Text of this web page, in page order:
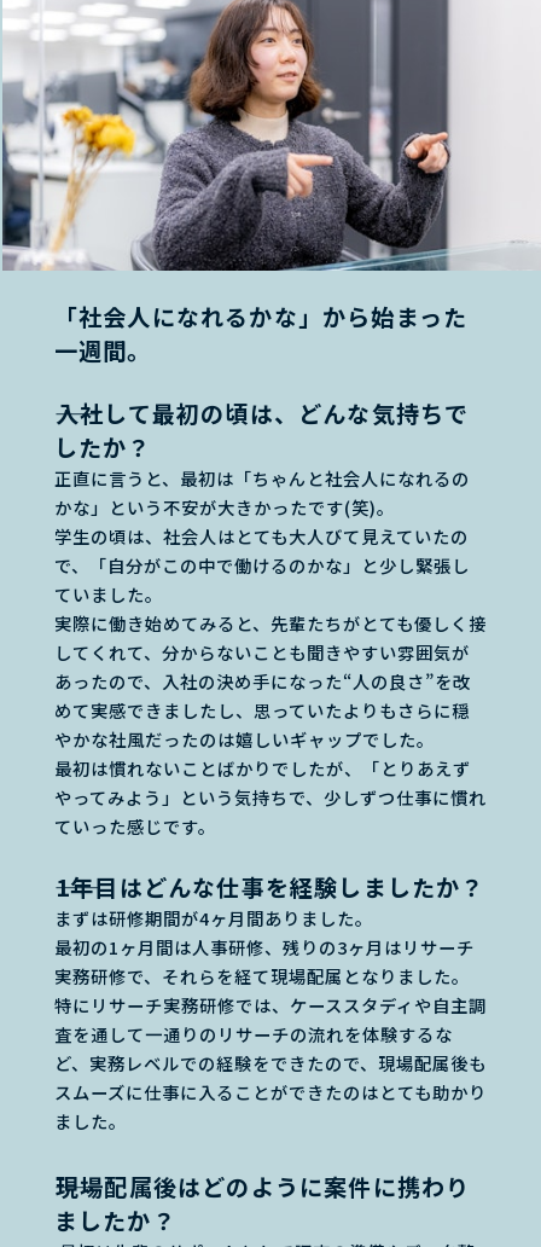
「社会人になれるかな」から始まった
一週間。
――入社して最初の頃は、どんな気持ちで
したか？
正直に言うと、最初は「ちゃんと社会人になれるの
かな」という不安が大きかったです(笑)。
学生の頃は、社会人はとても大人びて見えていたの
で、「自分がこの中で働けるのかな」と少し緊張し
ていました。
実際に働き始めてみると、先輩たちがとても優しく接
してくれて、分からないことも聞きやすい雰囲気が
あったので、入社の決め手になった“人の良さ”を改
めて実感できましたし、思っていたよりもさらに穏
やかな社風だったのは嬉しいギャップでした。
最初は慣れないことばかりでしたが、「とりあえず
やってみよう」という気持ちで、少しずつ仕事に慣れ
ていった感じです。
――1年目はどんな仕事を経験しましたか？
まずは研修期間が4ヶ月間ありました。
最初の1ヶ月間は人事研修、残りの3ヶ月はリサーチ
実務研修で、それらを経て現場配属となりました。
特にリサーチ実務研修では、ケーススタディや自主調
査を通して一通りのリサーチの流れを体験するな
ど、実務レベルでの経験をできたので、現場配属後も
スムーズに仕事に入ることができたのはとても助かり
ました。
――現場配属後はどのように案件に携わり
ましたか？